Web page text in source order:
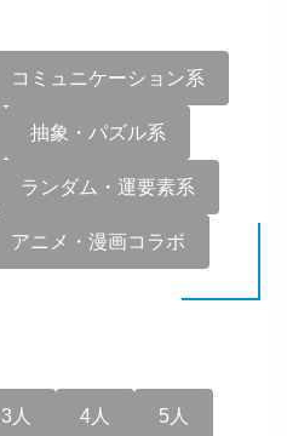
コミュニケーション系
抽象・パズル系
ランダム・運要素系
アニメ・漫画コラボ
3人 4人 5人